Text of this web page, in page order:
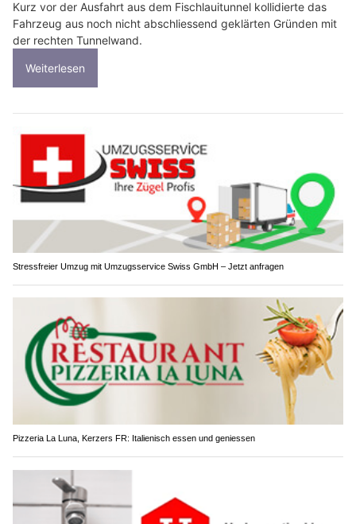
Kurz vor der Ausfahrt aus dem Fischlauitunnel kollidierte das
Fahrzeug aus noch nicht abschliessend geklärten Gründen mit
der rechten Tunnelwand.
Weiterlesen
Stressfreier Umzug mit Umzugsservice Swiss GmbH – Jetzt anfragen
Pizzeria La Luna, Kerzers FR: Italienisch essen und geniessen